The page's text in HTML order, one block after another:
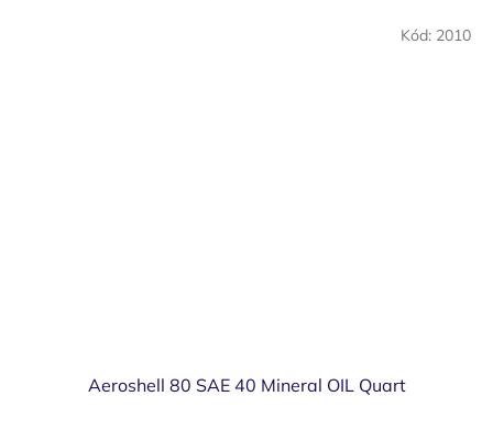
Aeroshell 80 SAE 40 Mineral OIL Quart
Kód: 2010